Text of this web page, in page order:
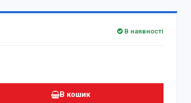
В наявності
В кошик